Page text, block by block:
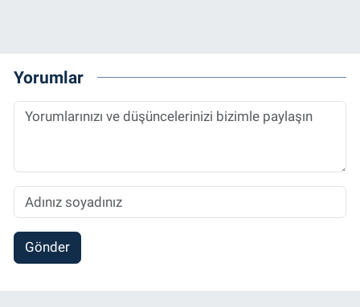
Yorumlar
Gönder